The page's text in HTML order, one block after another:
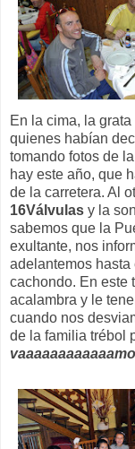
En la cima, la
quienes habían
tomando fotos de
hay este año, que
de la carretera. Al
16Válvulas y la
sabemos que la
exultante, nos
adelantemos hasta
cachondo. En este
acalambra y le
cuando nos
de la familia trébol